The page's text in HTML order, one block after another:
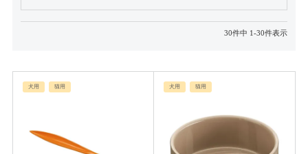
30件中 1-30件表示
犬用 猫用 犬用 猫用